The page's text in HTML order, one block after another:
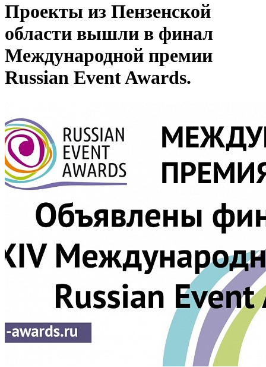
Проекты из Пензенской
области вышли в финал
Международной премии
Russian Event Awards.